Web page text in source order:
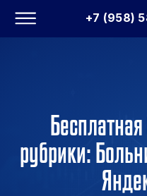
+7 (958)
рубрики: